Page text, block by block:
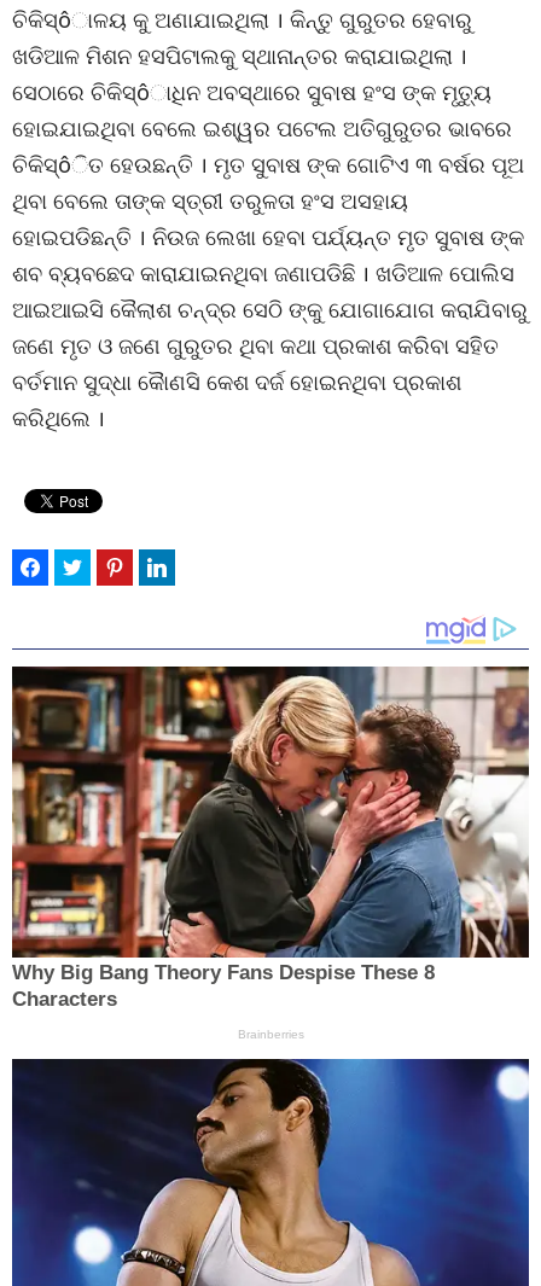
ଚିକିସ୍ôାଳୟ କୁ ଅଣାଯାଇଥିଲା । କିନ୍ତୁ ଗୁରୁତର ହେବାରୁ
ଖଡିଆଳ ମିଶନ ହସପିଟାଲକୁ ସ୍ଥାନାନ୍ତର କରାଯାଇଥିଲା ।
ସେଠାରେ ଚିକିସ୍ôାଧିନ ଅବସ୍ଥାରେ ସୁବାଷ ହଂସ ଙ୍କ ମୃତୁ୍ୟ
ହୋଇଯାଇଥିବା ବେଲେ ଇଶ୍ୱର ପଟେଲ ଅତିଗୁରୁତର ଭାବରେ
ଚିକିସ୍ôିତ ହେଉଛନ୍ତି । ମୃତ ସୁବାଷ ଙ୍କ ଗୋଟିଏ ୩ ବର୍ଷର ପୂଅ
ଥିବା ବେଲେ ତାଙ୍କ ସ୍ତ୍ରୀ ତରୁଳତା ହଂସ ଅସହାୟ
ହୋଇପଡିଛନ୍ତି । ନିଉଜ ଲେଖା ହେବା ପର୍ଯ୍ୟନ୍ତ ମୃତ ସୁବାଷ ଙ୍କ
ଶବ ବ୍ୟବଛେଦ କାରାଯାଇନଥିବା ଜଣାପଡିଛି । ଖଡିଆଳ ପୋଲିସ
ଆଇଆଇସି କୈଲାଶ ଚନ୍ଦ୍ର ସେଠି ଙ୍କୁ ଯୋଗାଯୋଗ କରାଯିବାରୁ
ଜଣେ ମୃତ ଓ ଜଣେ ଗୁରୁତର ଥିବା କଥା ପ୍ରକାଶ କରିବା ସହିତ
ବର୍ତମାନ ସୁଦ୍ଧା କୈାଣସି କେଶ ଦର୍ଜ ହୋଇନଥିବା ପ୍ରକାଶ
କରିଥିଲେ ।